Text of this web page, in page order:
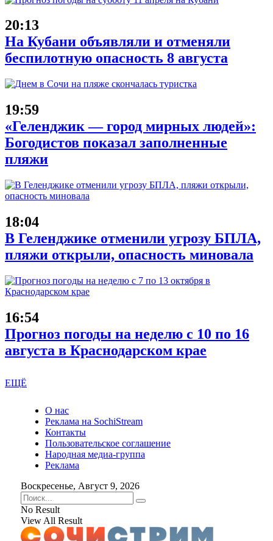
20:13
На Кубани объявляли и отменяли
беспилотную опасность 8 августа
19:59
«Геленджик — город мирных людей»:
Богодистов показал заполненные
пляжи
18:04
В Геленджике отменили угрозу БПЛА,
пляжи открыли, опасность миновала
16:54
Прогноз погоды на неделю с 10 по 16
августа в Краснодарском крае
ЕЩЁ
О нас
Реклама на SochiStream
Контакты
Пользовательское соглашение
Народная медиа-группа
Реклама
Воскресенье, Август 9, 2026
No Result
View All Result